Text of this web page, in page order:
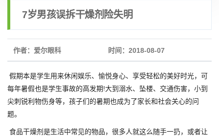
7岁男孩误拆干燥剂险失明
作者：爱尔眼科 时间：2018-08-07
假期本是学生用来休闲娱乐、愉悦身心、享受轻松的美好时光，可
每年暑假也是学生事故的高发期!大到溺水、坠楼、交通伤害，小到
尖刺锐利物伤身等，孩子们的暑期也成为了家长和社会关心的问
题。
食品干燥剂是生活中常见的物品，很多人就这么随手一扔，或者让